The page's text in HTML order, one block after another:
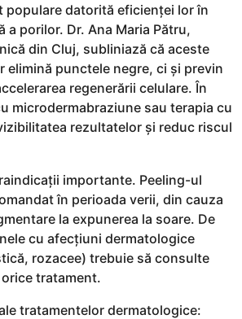
populare datorită eficienței lor în
a porilor. Dr. Ana Maria Pătru,
din Cluj, subliniază că aceste
elimină punctele negre, ci și previn
regenerării celulare. În
microdermabraziune sau terapia cu
rezultatelor și reduc riscul
importante. Peeling-ul
în perioada verii, din cauza
la expunerea la soare. De
cu afecțiuni dermatologice
rozacee) trebuie să consulte
tratament.
tratamentelor dermatologice: